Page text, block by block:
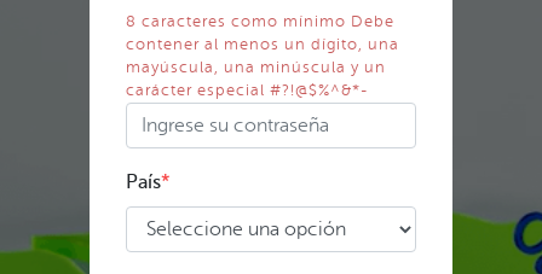
8 caracteres como mínimo Debe
contener al menos un dígito, una
mayúscula, una minúscula y un
carácter especial #?!@$%^&*-
País